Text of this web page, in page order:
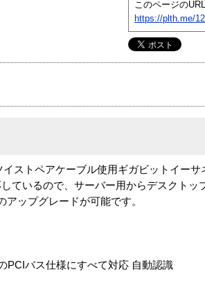
このページのURL
https://plth.me/
ストペアケーブル使用ギガビットイーサ
ているので、サーバー用からデスクト
ップグレードが可能です。
PCIバス仕様にすべて対応 自動認識